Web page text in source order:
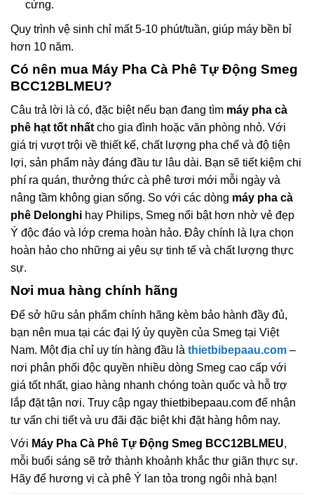
cứng.
Quy trình vệ sinh chỉ mất 5-10 phút/tuần, giúp máy bền bỉ
hơn 10 năm.
Có nên mua Máy Pha Cà Phê Tự Động Smeg
BCC12BLMEU?
Câu trả lời là có, đặc biệt nếu bạn đang tìm máy pha cà
phê hạt tốt nhấtcho gia đình hoặc văn phòng nhỏ. Với
giá trị vượt trội về thiết kế, chất lượng pha chế và độ tiện
lợi, sản phẩm này đáng đầu tư lâu dài. Bạn sẽ tiết kiệm chi
phí ra quán, thưởng thức cà phê tươi mới mỗi ngày và
nâng tầm không gian sống. So với các dòng máy pha cà
phê Delonghi hay Philips, Smeg nổi bật hơn nhờ vẻ đẹp
Ý độc đáo và lớp crema hoàn hảo. Đây chính là lựa chọn
hoàn hảo cho những ai yêu sự tinh tế và chất lượng thực
sự.
Nơi mua hàng chính hãng
Để sở hữu sản phẩm chính hãng kèm bảo hành đầy đủ,
bạn nên mua tại các đại lý ủy quyền của Smeg tại Việt
Nam. Một địa chỉ uy tín hàng đầu là thietbibepaau.com –
nơi phân phối độc quyền nhiều dòng Smeg cao cấp với
giá tốt nhất, giao hàng nhanh chóng toàn quốc và hỗ trợ
lắp đặt tận nơi. Truy cập ngay thietbibepaau.com để nhận
tư vấn chi tiết và ưu đãi đặc biệt khi đặt hàng hôm nay.
Với Máy Pha Cà Phê Tự Động Smeg BCC12BLMEU,
mỗi buổi sáng sẽ trở thành khoảnh khắc thư giãn thực sự.
Hãy để hương vị cà phê Ý lan tỏa trong ngôi nhà bạn!